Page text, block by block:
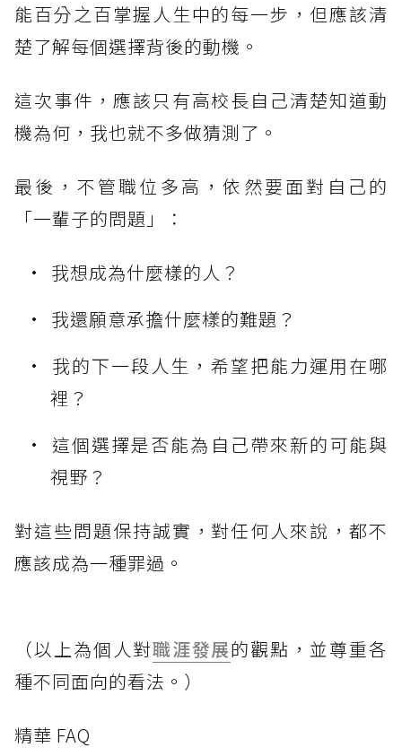
能百分之百掌握人生中的每一步，但應該清
楚了解每個選擇背後的動機。
這次事件，應該只有高校長自己清楚知道動
機為何，我也就不多做猜測了。
最後，不管職位多高，依然要面對自己的
「一輩子的問題」：
我想成為什麼樣的人？
我還願意承擔什麼樣的難題？
我的下一段人生，希望把能力運用在哪
裡？
這個選擇是否能為自己帶來新的可能與
視野？
對這些問題保持誠實，對任何人來說，都不
應該成為一種罪過。
（以上為個人對職涯發展的觀點，並尊重各
種不同面向的看法。）
精華 FAQ